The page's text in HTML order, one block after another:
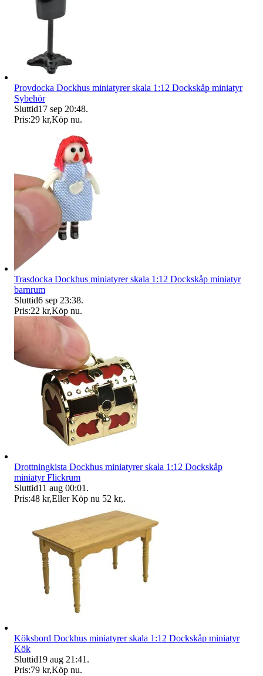
Provdocka Dockhus miniatyrer skala 1:12 Dockskåp miniatyr
Sybehör
Sluttid17 sep 20:48.
Pris:29 kr,Köp nu.
Trasdocka Dockhus miniatyrer skala 1:12 Dockskåp miniatyr
barnrum
Sluttid6 sep 23:38.
Pris:22 kr,Köp nu.
Drottningkista Dockhus miniatyrer skala 1:12 Dockskåp
miniatyr Flickrum
Sluttid11 aug 00:01 .
Pris:48 kr,Eller Köp nu 52 kr,.
Köksbord Dockhus miniatyrer skala 1:12 Dockskåp miniatyr
Kök
Sluttid19 aug 21:41 .
Pris:79 kr,Köp nu.